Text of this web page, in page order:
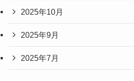
2025年10月
2025年9月
2025年7月